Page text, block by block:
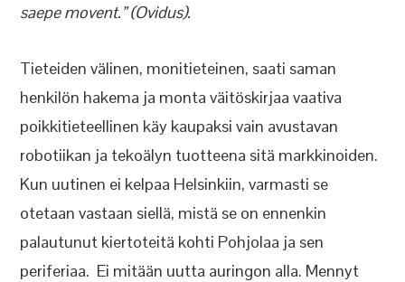
saepe movent.” (Ovidus).
Tieteiden välinen, monitieteinen, saati saman
henkilön hakema ja monta väitöskirjaa vaativa
poikkitieteellinen käy kaupaksi vain avustavan
robotiikan ja tekoälyn tuotteena sitä markkinoiden.
Kun uutinen ei kelpaa Helsinkiin, varmasti se
otetaan vastaan siellä, mistä se on ennenkin
palautunut kiertoteitä kohti Pohjolaa ja sen
periferiaa. Ei mitään uutta auringon alla. Mennyt